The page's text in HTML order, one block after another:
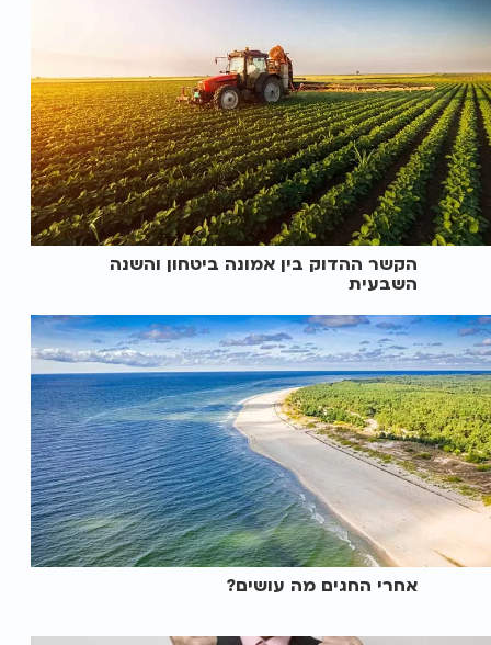
הקשר ההדוק בין אמונה ביטחון והשנה
השבעית
אחרי החגים מה עושים?